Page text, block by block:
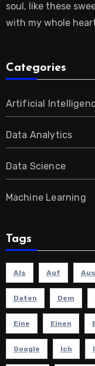
soul, like these
with my whole
Categories
Artificial
Data Analytics
Data Science
Machine Learning
Tags
Als Auf Aus
Daten Dem
Eine Einen
Google Ich